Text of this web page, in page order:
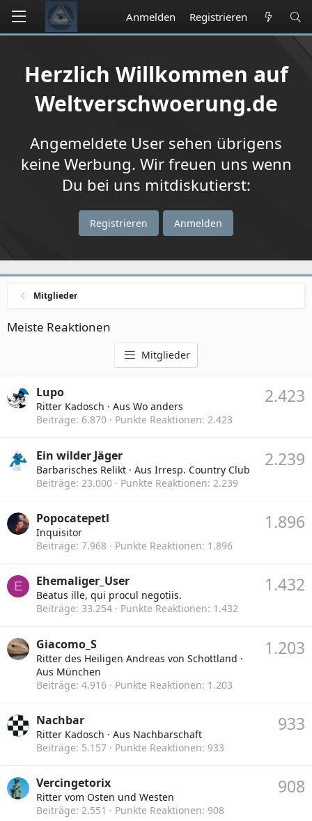
Anmelden Registrieren
Herzlich Willkommen auf
Weltverschwoerung.de
Angemeldete User sehen übrigens
keine Werbung. Wir freuen uns wenn
Du bei uns mitdiskutierst:
Registrieren Anmelden
Mitglieder
Meiste Reaktionen
Mitglieder
2.423
Lupo
Ritter Kadosch · Aus Wo anders
Beiträge 6.870 Punkte Reaktionen 2.423
2.239
Ein wilder Jäger
Barbarisches Relikt · Aus Irresp. Country Club
Beiträge 23.000 Punkte Reaktionen 2.239
1.896
Popocatepetl
Inquisitor
Beiträge 7.968 Punkte Reaktionen 1.896
E 1.432
Ehemaliger_User
Beatus ille, qui procul negotiis.
Beiträge 33.254 Punkte Reaktionen 1.432
1.203
Giacomo_S
Ritter des Heiligen Andreas von Schottland ·
Aus München
Beiträge 4.916 Punkte Reaktionen 1.203
933
Nachbar
Ritter Kadosch · Aus Nachbarschaft
Beiträge 5.157 Punkte Reaktionen 933
908
Vercingetorix
Ritter vom Osten und Westen
Beiträge 2.551 Punkte Reaktionen 908